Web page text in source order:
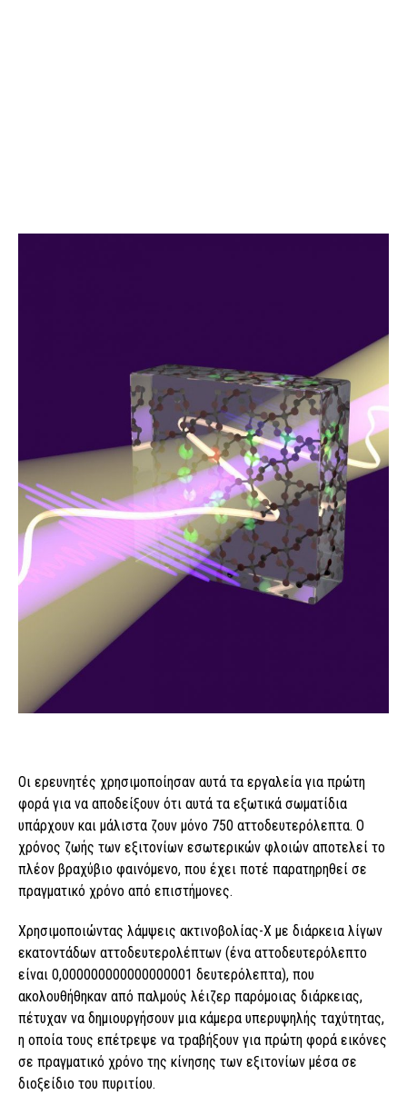
Οι ερευνητές χρησιμοποίησαν αυτά τα εργαλεία για πρώτη
φορά για να αποδείξουν ότι αυτά τα εξωτικά σωματίδια
υπάρχουν και μάλιστα ζουν μόνο 750 αττοδευτερόλεπτα. Ο
χρόνος ζωής των εξιτονίων εσωτερικών φλοιών αποτελεί το
πλέον βραχύβιο φαινόμενο, που έχει ποτέ παρατηρηθεί σε
πραγματικό χρόνο από επιστήμονες.
Χρησιμοποιώντας λάμψεις ακτινοβολίας-Χ με διάρκεια λίγων
εκατοντάδων αττοδευτερολέπτων (ένα αττοδευτερόλεπτο
είναι 0,000000000000000001 δευτερόλεπτα), που
ακολουθήθηκαν από παλμούς λέιζερ παρόμοιας διάρκειας,
πέτυχαν να δημιουργήσουν μια κάμερα υπερυψηλής ταχύτητας,
η οποία τους επέτρεψε να τραβήξουν για πρώτη φορά εικόνες
σε πραγματικό χρόνο της κίνησης των εξιτονίων μέσα σε
διοξείδιο του πυριτίου.